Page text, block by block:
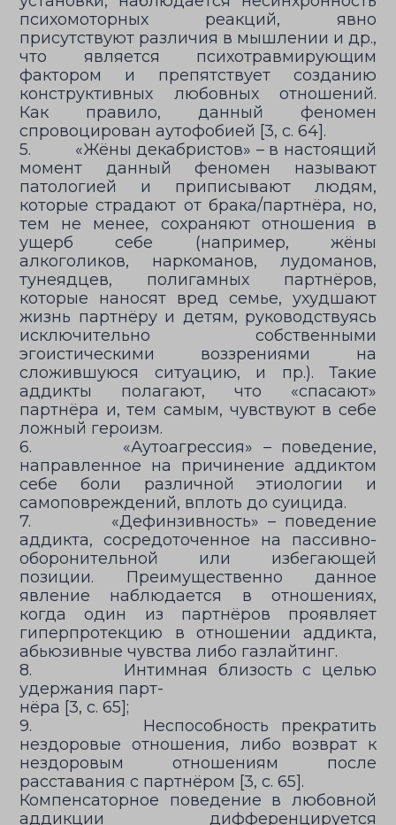
психомоторных реакций, явно
присутствуют различия в мышлении и др.,
что является психотравмирующим
фактором и препятствует созданию
конструктивных любовных отношений.
Как правило, данный феномен
спровоцирован аутофобией [3, с. 64].
5. «Жёны декабристов» – в настоящий
момент данный феномен называют
патологией и приписывают людям,
которые страдают от брака/партнёра, но,
тем не менее, сохраняют отношения в
ущерб себе (например, жёны
алкоголиков, наркоманов, лудоманов,
тунеядцев, полигамных партнёров,
которые наносят вред семье, ухудшают
жизнь партнёру и детям, руководствуясь
исключительно собственными
эгоистическими воззрениями на
сложившуюся ситуацию, и пр.). Такие
аддикты полагают, что «спасают»
партнёра и, тем самым, чувствуют в себе
ложный героизм.
6. «Аутоагрессия» – поведение,
направленное на причинение аддиктом
себе боли различной этиологии и
самоповреждений, вплоть до суицида.
7. «Дефинзивность» – поведение
аддикта, сосредоточенное на пассивно-
оборонительной или избегающей
позиции. Преимущественно данное
явление наблюдается в отношениях,
когда один из партнёров проявляет
гиперпротекцию в отношении аддикта,
абьюзивные чувства либо газлайтинг.
8. Интимная близость с целью
удержания парт-
нёра [3, с. 65];
9. Неспособность прекратить
нездоровые отношения, либо возврат к
нездоровым отношениям после
расставания с партнёром [3, с. 65].
Компенсаторное поведение в любовной
аддикции дифференцируется